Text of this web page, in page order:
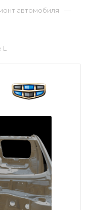
автомобиля —